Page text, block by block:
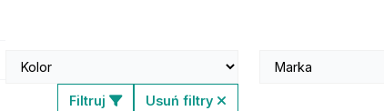
Filtruj Usuń filtry